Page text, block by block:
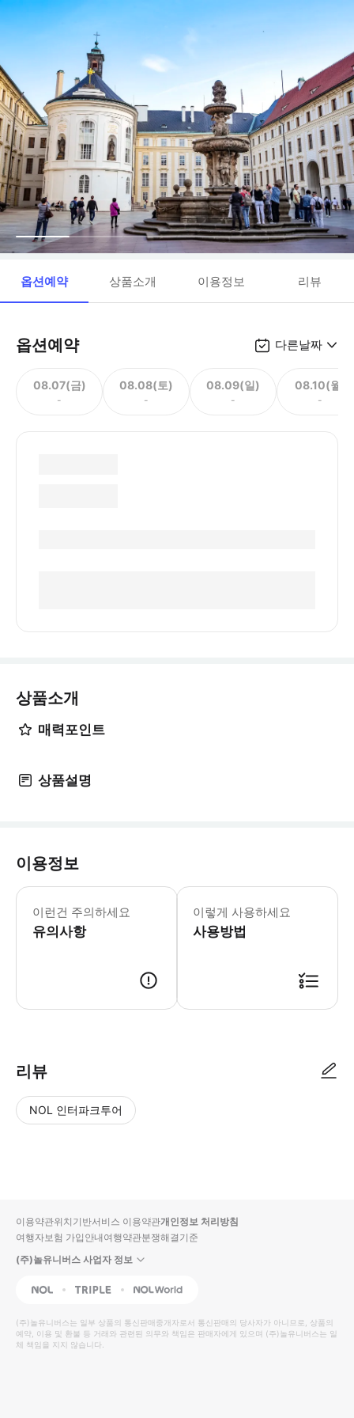
옵션예약 상품소개 이용정보 리뷰
옵션예약 다른날짜
08.07(금)
-
08.08(토)
-
08.09(일)
-
08.10(월)
-
상품소개
매력포인트
상품설명
이용정보
이런건 주의하세요
유의사항
✔️ 투어 가능 요일 : 월~일요일 ‣ 무선
이렇게 사용하세요
사용방법
리뷰
NOL 인터파크투어
입니
다.
높
은
순
동
영
상
순
상
이용약관위치기반서비스 이용약관개인정보 처리방침
여행자보험 가입안내여행약관분쟁해결기준
(주)놀유니버스 사업자 정보
NOL Triple Interpark Global
(주)놀유니버스는 일부 상품의 통신판매중개자로서 통신판매의 당사자가 아니므로, 상품의
예약, 이용 및 환불 등 거래와 관련된 의무와 책임은 판매자에게 있으며 (주)놀유니버스는 일
체 책임을 지지 않습니다.